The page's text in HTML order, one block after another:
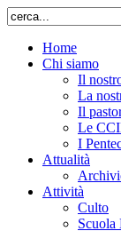
Home
Chi siamo
Il
La
Il
Le
I
Attualità
Attività
Culto
Scuola